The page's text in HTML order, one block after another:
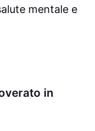
mentale e
in